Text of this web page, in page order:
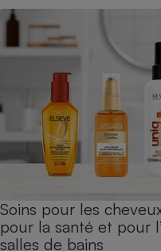
Soins pour les
pour la santé et pour
salles de bains